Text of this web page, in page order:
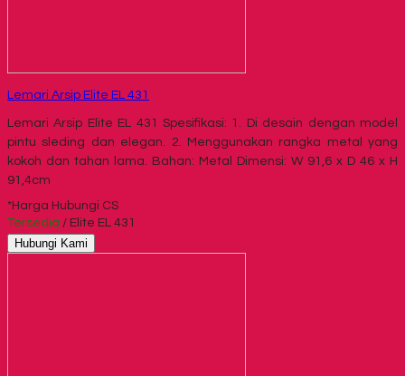
Lemari Arsip Elite EL 431
Lemari Arsip Elite EL 431 Spesifikasi: 1. Di desain dengan model
pintu sleding dan elegan. 2. Menggunakan rangka metal yang
kokoh dan tahan lama. Bahan: Metal Dimensi: W 91,6 x D 46 x H
91,4cm
*Harga Hubungi CS
Tersedia / Elite EL 431
Hubungi Kami